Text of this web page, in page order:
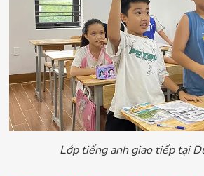
Lớp tiếng anh giao tiếp tại